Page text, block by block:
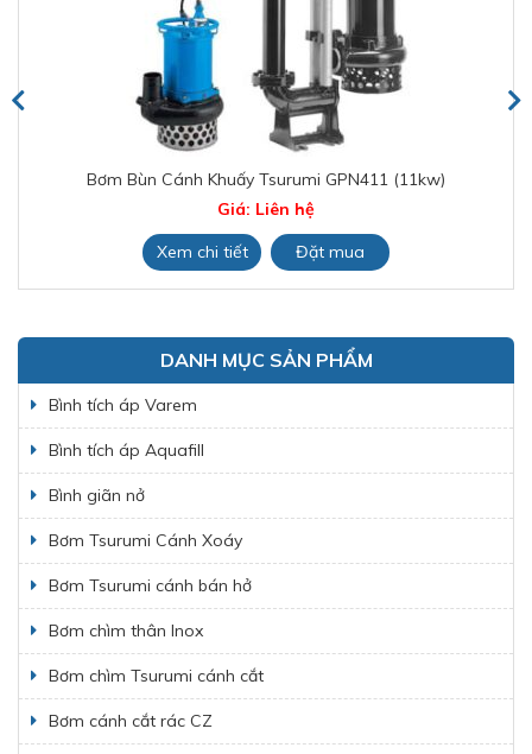
Bơm Bùn Cánh Khuấy Tsurumi GPN411 (11kw)
Giá: Liên hệ
Xem chi tiết
Đặt mua
DANH MỤC SẢN PHẨM
Bình tích áp Varem
Bình tích áp Aquafill
Bình giãn nở
Bơm Tsurumi Cánh Xoáy
Bơm Tsurumi cánh bán hở
Bơm chìm thân Inox
Bơm chìm Tsurumi cánh cắt
Bơm cánh cắt rác CZ